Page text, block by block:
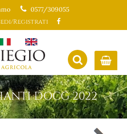
0577/309055
Registrati
DOCG 2022